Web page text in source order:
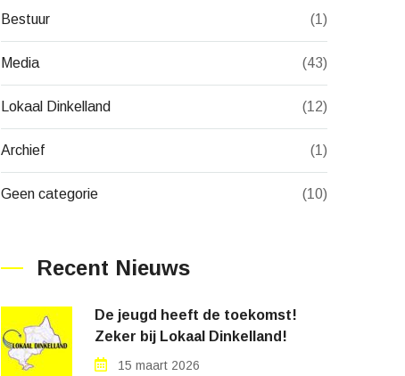
Bestuur (1)
Media (43)
Lokaal Dinkelland (12)
Archief (1)
Geen categorie (10)
Recent Nieuws
De jeugd heeft de toekomst!
Zeker bij Lokaal Dinkelland!
15 maart 2026